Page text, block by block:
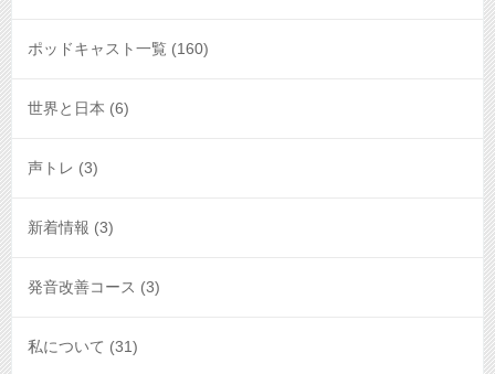
ポッドキャスト一覧 (160)
世界と日本 (6)
声トレ (3)
新着情報 (3)
発音改善コース (3)
私について (31)